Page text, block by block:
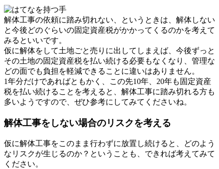
解体工事の依頼に踏み切れない、というときは、解体しない
と今後どのぐらいの固定資産税がかかってくるのかを考えて
みるといいです。
仮に解体をして土地ごと売りに出してしまえば、今後ずっと
その土地の固定資産税を払い続ける必要もなくなり、管理な
どの面でも負担を軽減できることに違いはありません。
1年分だけであればともかく、この先10年、20年も固定資産
税を払い続けることを考えると、解体工事に踏み切れる方も
多いようですので、ぜひ参考にしてみてくださいね。
解体工事をしない場合のリスクを考える
仮に解体工事をこのまま行わずに放置し続けると、どのよう
なリスクが生じるのか？ということも、できれば考えてみて
ください。